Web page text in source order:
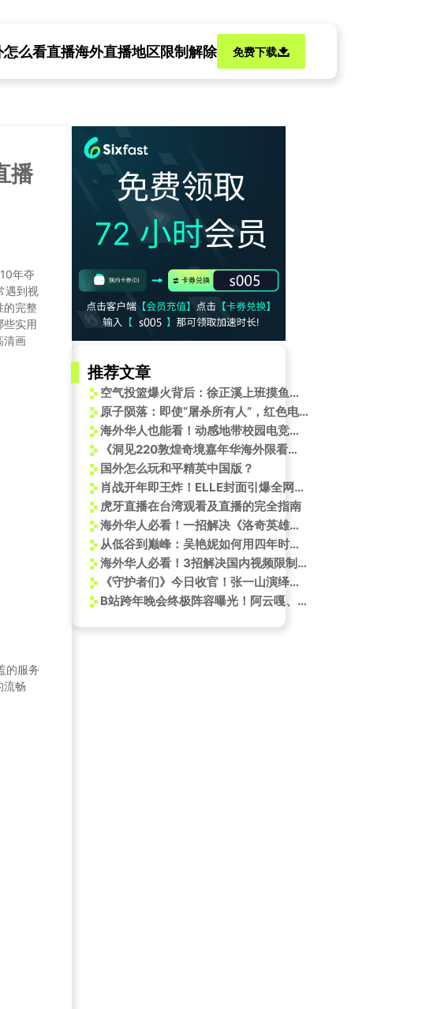
怎么看直播海外直播地区限制解除 免费下载
播
年夺
遇到视
的完整
些实用
清画
的服务
流畅
推荐文章
空气投篮爆火背后：徐正溪上班摸鱼引发全网共鸣，揭秘男生集体记忆
原子陨落：即使“屠杀所有人”，红色电话亭也将指引你的命运
海外华人也能看！动感地带校园电竞总决赛今晚开战，这份观赛指南请收好
《洞见220敦煌奇境嘉年华海外限看？实测Sixfast一键解锁国内热门活动！》
国外怎么玩和平精英中国版？
肖战开年即王炸！ELLE封面引爆全网，他的时尚进阶之路有何秘诀？
虎牙直播在台湾观看及直播的完全指南
海外华人必看！一招解决《洛奇英雄传》新版本卡顿问题
从低谷到巅峰：吴艳妮如何用四年时间打磨全运冠军梦
海外华人必看！3招解决国内视频限制，轻松追《欢乐家长群2》
《守护者们》今日收官！张一山演绎战友重逢，海外剧迷如何破解播放限制？
B站跨年晚会终极阵容曝光！阿云嘎、蹲妹、迪士尼梦幻联动，节目单藏满回忆杀